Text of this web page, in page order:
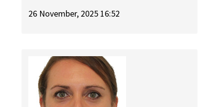
26 November, 2025 16:52